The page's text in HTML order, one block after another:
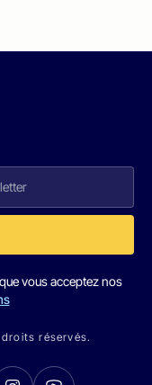
vous acceptez nos
réservés.